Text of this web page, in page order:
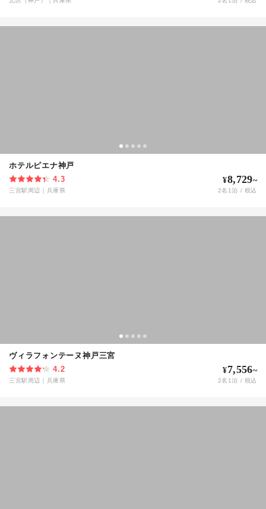
ホテルピエナ神戸
4.3
三宮駅周辺 兵庫県
¥8,729~
2名 1泊 / 税込
ヴィラフォンテーヌ神戸三宮
4.2
三宮駅周辺 兵庫県
¥7,556~
2名 1泊 / 税込